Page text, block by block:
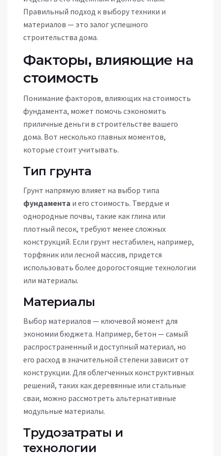
Правильный подход к выбору техники и
материалов — это залог успешного
строительства дома.
Факторы, влияющие на
стоимость
Понимание факторов, влияющих на стоимость
фундамента, может помочь сэкономить
приличные деньги в строительстве вашего
дома. Вот несколько главных моментов,
которые стоит учитывать.
Тип грунта
Грунт напрямую влияет на выбор типа
фундамента и его стоимость. Твердые и
однородные почвы, такие как глина или
плотный песок, требуют менее сложных
конструкций. Если грунт нестабилен, например,
торфяник или лесной массив, придется
использовать более дорогостоящие технологии
или материалы.
Материалы
Выбор материалов — ключевой момент для
экономии бюджета. Например, бетон — самый
распространенный и доступный материал, но
его расход в значительной степени зависит от
конструкции. Для облегченных конструктивных
решений, таких как деревянные или стальные
сваи, можно рассмотреть альтернативные
модульные материалы.
Трудозатраты и
технологии